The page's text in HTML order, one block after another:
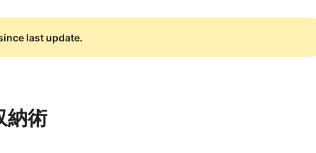
last update.
納術